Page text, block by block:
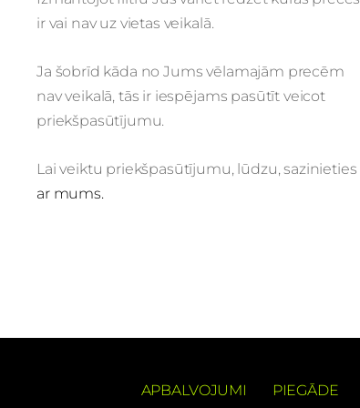
ir vai nav uz vietas veikalā.
Ja šobrīd kāda no Jums vēlamajām precēm
nav veikalā, tās ir iespējams pasūtīt veicot
priekšpasūtījumu.
Lai veiktu priekšpasūtījumu, lūdzu, sazinieties
ar mums.
APBALVOJUMI PIEGĀDE